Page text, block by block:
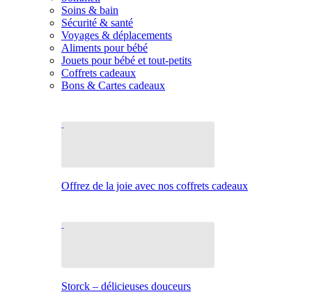
Soins & bain
Sécurité & santé
Voyages & déplacements
Aliments pour bébé
Jouets pour bébé et tout-petits
Coffrets cadeaux
Bons & Cartes cadeaux
Offrez de la joie avec nos coffrets cadeaux
Storck – délicieuses douceurs